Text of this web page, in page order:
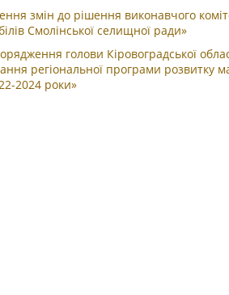
змін до рішення виконавчого
Смолінської селищної ради»
голови Кіровоградської
регіональної програми розвитку
2024 роки»